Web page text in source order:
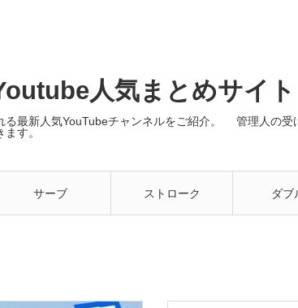
人気まとめサイト
最新人気YouTubeチャンネルをご紹介。 管理人の受
す。
サーブ ストローク ダブ